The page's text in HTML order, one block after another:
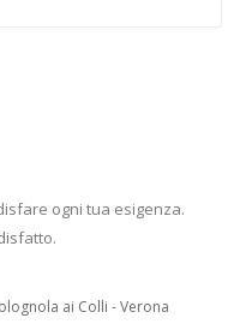
ogni tua esigenza.
ai Colli - Verona